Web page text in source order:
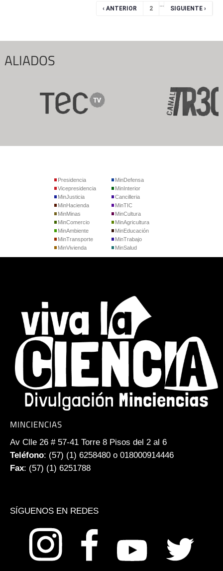
‹ ANTERIOR 2
…
SIGUIENTE ›
ALIADOS
Presidencia
Vicepresidencia
MinJusticia
MinDefensa
MinInterior
Cancilleria
MinHacienda
MinMinas
MinComercio
MinTIC
MinCultura
MinAgricultura
MinAmbiente
MinTransporte
MinVivienda
MinEducación
MinTrabajo
MinSalud
MINCIENCIAS
Av Clle 26 # 57-41 Torre 8 Pisos del 2 al 6
Teléfono: (57) (1) 6258480 o 018000914446
Fax: (57) (1) 6251788
SÍGUENOS EN REDES